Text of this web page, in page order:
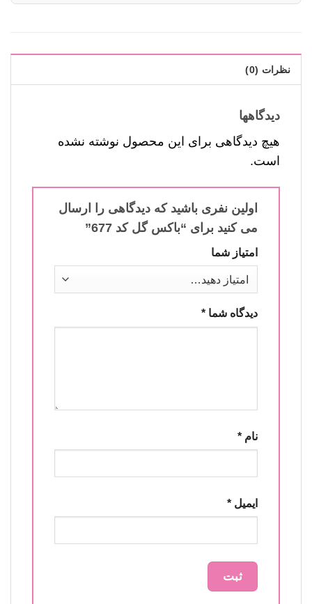
نظرات (0)
دیدگاهها
هیچ دیدگاهی برای این محصول نوشته نشده
است.
اولین نفری باشید که دیدگاهی را ارسال
می کنید برای “باکس گل کد 677”
امتیاز شما
دیدگاه شما *
نام *
ایمیل *